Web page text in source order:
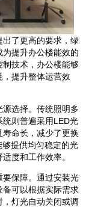
了更高的要求，绿
提升办公楼能效的
技术，办公楼能够
提升整体运营效
选择。传统照明多
则普遍采用LED光
命长，减少了更换
提供均匀稳定的光
度和工作效率。
保障。通过安装光
可以根据实际需求
灯光自动关闭或调